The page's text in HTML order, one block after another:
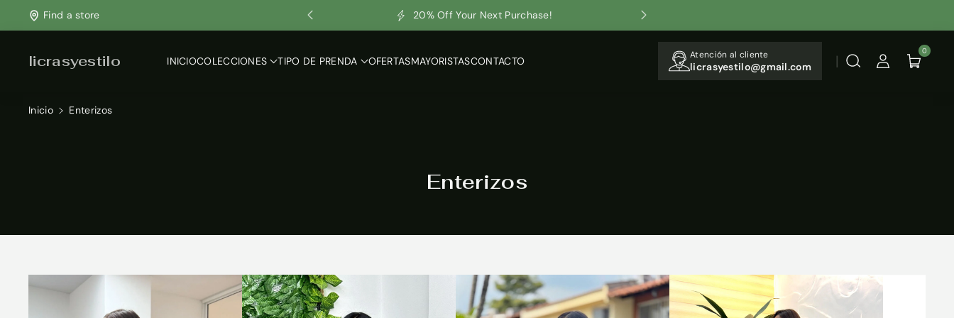
Ir Directamente Al Contenido
Find a store 20% Off Your Next Purchase!
licrasyestilo INICIOCOLECCIONES TIPO DE PRENDA OFERTASMAYORISTASCONTACTO Atención al cliente
licrasyestilo@gmail.com
0
Inicio Enterizos
C
l
c
Enterizos